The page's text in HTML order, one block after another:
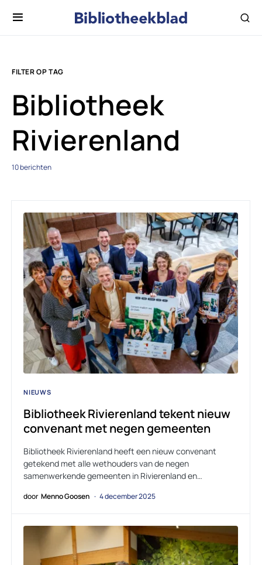
FILTER OP TAG
Bibliotheek
Rivierenland
10 berichten
NIEUWS
Bibliotheek Rivierenland tekent nieuw
convenant met negen gemeenten
Bibliotheek Rivierenland heeft een nieuw convenant
getekend met alle wethouders van de negen
samenwerkende gemeenten in Rivierenland en…
door Menno Goosen 4 december 2025